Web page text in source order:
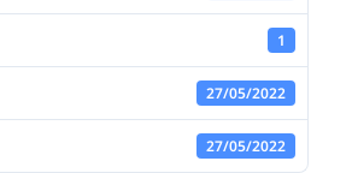
1
27/05/2022
27/05/2022